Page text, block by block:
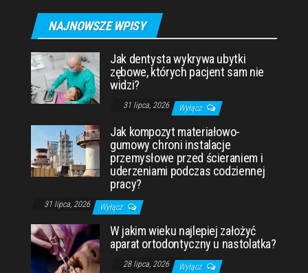
NAJNOWSZE WPISY
Jak dentysta wykrywa ubytki
zębowe, których pacjent sam nie
widzi?
31 lipca, 2026 Wyłącz
Jak kompozyt materiałowo-
gumowy chroni instalacje
przemysłowe przed ścieraniem i
uderzeniami podczas codziennej
pracy?
31 lipca, 2026 Wyłącz
W jakim wieku najlepiej założyć
aparat ortodontyczny u nastolatka?
28 lipca, 2026 Wyłącz